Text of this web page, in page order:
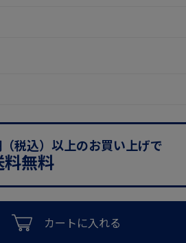
税込）以上のお買い上げで
無料
カートに入れる